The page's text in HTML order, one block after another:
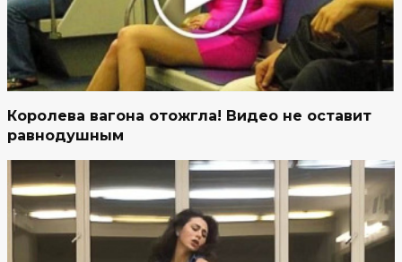
Королева вагона отожгла! Видео не оставит
равнодушным